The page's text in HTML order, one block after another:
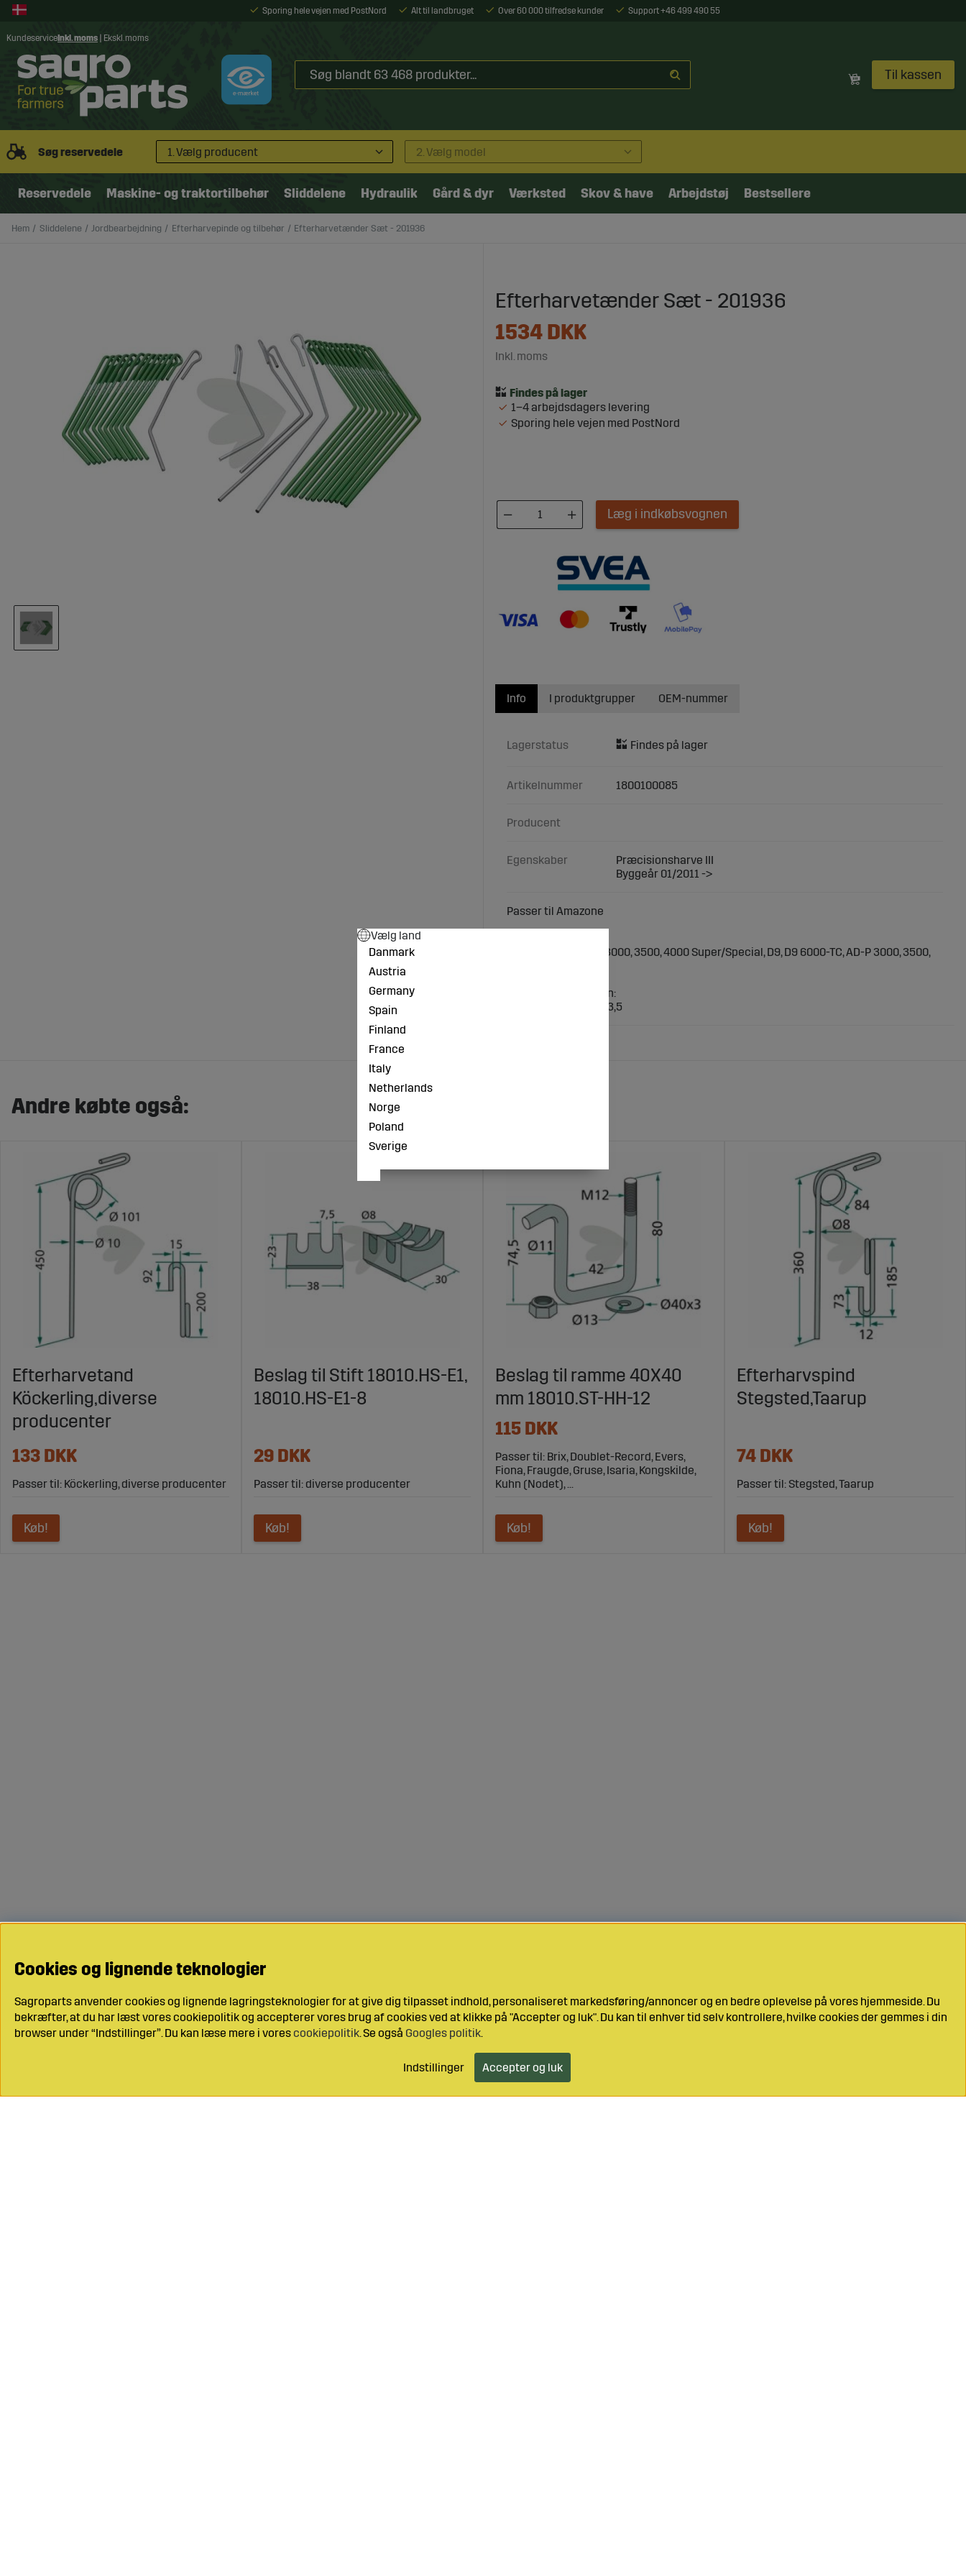
Sporing hele vejen med PostNord Alt til landbruget Over 60 000 tilfredse kunder Support +46 499 490 55
Kundeservice Inkl. moms Ekskl. moms
Til kassen
Søg reservedele 1. Vælg producent 2. Vælg model
Reservedele Maskine- og traktortilbehør Sliddelene Hydraulik Gård & dyr Værksted Skov & have Arbejdstøj Bestsellere
Hem Sliddelene Jordbearbejdning Efterharvepinde og tilbehør Efterharvetænder Sæt - 201936
Efterharvetænder Sæt - 201936
1534DKK
Inkl. moms
1–4 arbejdsdagers levering
Sporing hele vejen med PostNord
Læg i indkøbsvognen
Info
Lagerstatus
Artikelnummer 1800100085
Producent
Egenskaber
Præcisionsharve III
Byggeår 01/2011 ->
Passer til Amazone
Amazone: AD 2500, 3000, 3500, 4000 Super/Special, D9, D9 6000-TC, AD-P 3000, 3500,
Teknisk specifikation:
Arbejdsbredde (m): 3,5
I produktgrupper OEM-nummer
Andre købte også:
Efterharvetand
Köckerling,diverse
producenter
133 DKK
Passer til: Köckerling, diverse producenter
Køb!
Beslag til Stift 18010.HS-E1,
18010.HS-E1-8
29 DKK
Passer til: diverse producenter
Køb!
Beslag til ramme 40X40
mm 18010.ST-HH-12
115 DKK
Passer til: Brix, Doublet-Record, Evers,
Fiona, Fraugde, Gruse, Isaria, Kongskilde,
Kuhn (Nodet), ...
Køb!
Efterharvspind
Stegsted,Taarup
74 DKK
Passer til: Stegsted, Taarup
Køb!
Cookies og lignende teknologier
Sagroparts anvender cookies og lignende lagringsteknologier for at give dig tilpasset indhold, personaliseret markedsføring/annoncer og en bedre oplevelse på vores hjemmeside. Du
bekræfter, at du har læst vores cookiepolitik og accepterer vores brug af cookies ved at klikke på "Accepter og luk". Du kan til enhver tid selv kontrollere, hvilke cookies der gemmes i din
browser under “Indstillinger”. Du kan læse mere i vorescookiepolitik. Se også Googles politik.
Indstillinger Accepter og luk
Vælg land
Danmark
Austria
Germany
Spain
Finland
France
Italy
Netherlands
Norge
Poland
Sverige